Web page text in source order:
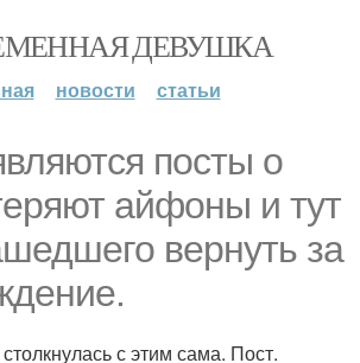
ДЕВУШКА
новости статьи
посты о
айфоны и тут
вернуть за
с этим сама. Пост.